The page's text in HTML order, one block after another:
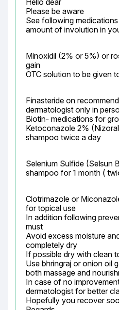
Hello dear
Please be aware
See following
amount of involution in
Minoxidil (2% or 5%) or
gain
OTC solution to be given
Finasteride on
dermatologist only in
Biotin- medications for
Ketoconazole 2%
shampoo twice a day
Selenium Sulfide (Selsun
shampoo for 1 month (
Clotrimazole or
for topical use
In addition following
must
Avoid excess moisture
completely dry
If possible dry with clean
Use bhringraj or onion oil
both massage and
In case of no
dermatologist for better
Hopefully you recover